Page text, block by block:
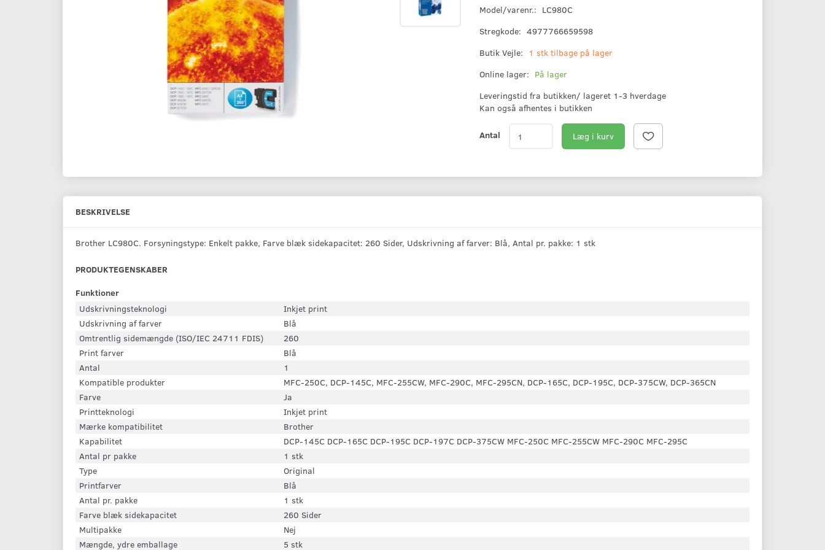
Model/varenr.: LC980C
Stregkode: 4977766659598
Butik Vejle:
1 stk tilbage på lager
Online lager: På lager
Leveringstid fra butikken/ lageret 1-3 hverdage
Kan også afhentes i butikken
Antal Læg i kurv
BESKRIVELSE
Brother LC980C. Forsyningstype: Enkelt pakke, Farve blæk sidekapacitet: 260 Sider, Udskrivning af farver: Blå, Antal pr. pakke: 1 stk
PRODUKTEGENSKABER
Funktioner
Udskrivningsteknologi
Inkjet print
Udskrivning af farver
Blå
Omtrentlig sidemængde (ISO/IEC 24711 FDIS)
260
Print farver
Blå
Antal
1
Kompatible produkter
MFC-250C, DCP-145C, MFC-255CW, MFC-290C, MFC-295CN, DCP-165C, DCP-195C, DCP-375CW, DCP-365CN
Farve
Ja
Printteknologi
Inkjet print
Mærke kompatibilitet
Brother
Kapabilitet
DCP-145C DCP-165C DCP-195C DCP-197C DCP-375CW MFC-250C MFC-255CW MFC-290C MFC-295C
Antal pr pakke
1 stk
Type
Original
Printfarver
Blå
Antal pr. pakke
1 stk
Farve blæk sidekapacitet
260 Sider
Multipakke
Nej
Mængde, ydre emballage
5 stk